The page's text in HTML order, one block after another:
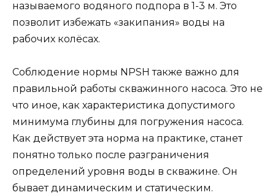
называемого водяного подпора в 1-3 м. Это
позволит избежать «закипания» воды на
рабочих колёсах.
Соблюдение нормы NPSH также важно для
правильной работы скважинного насоса. Это не
что иное, как характеристика допустимого
минимума глубины для погружения насоса.
Как действует эта норма на практике, станет
понятно только после разграничения
определений уровня воды в скважине. Он
бывает динамическим и статическим.